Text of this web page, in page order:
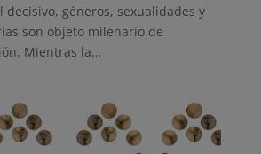
géneros, sexualidades y
son objeto milenario de
Mientras la…